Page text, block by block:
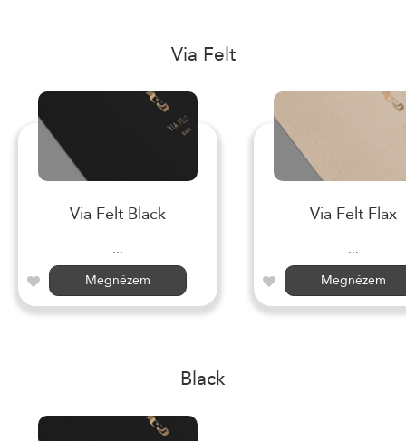
Via Felt
Via Felt Black
...
Megnézem
Via Felt Flax
...
Megnézem
Black